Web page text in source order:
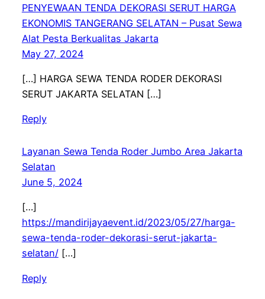
PENYEWAAN TENDA DEKORASI SERUT HARGA
EKONOMIS TANGERANG SELATAN – Pusat Sewa
Alat Pesta Berkualitas Jakarta
May 27, 2024
[…] HARGA SEWA TENDA RODER DEKORASI
SERUT JAKARTA SELATAN […]
Reply
Layanan Sewa Tenda Roder Jumbo Area Jakarta
Selatan
June 5, 2024
[…]
https://mandirijayaevent.id/2023/05/27/harga-
sewa-tenda-roder-dekorasi-serut-jakarta-
selatan/[…]
Reply